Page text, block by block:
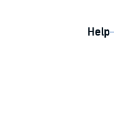
Help